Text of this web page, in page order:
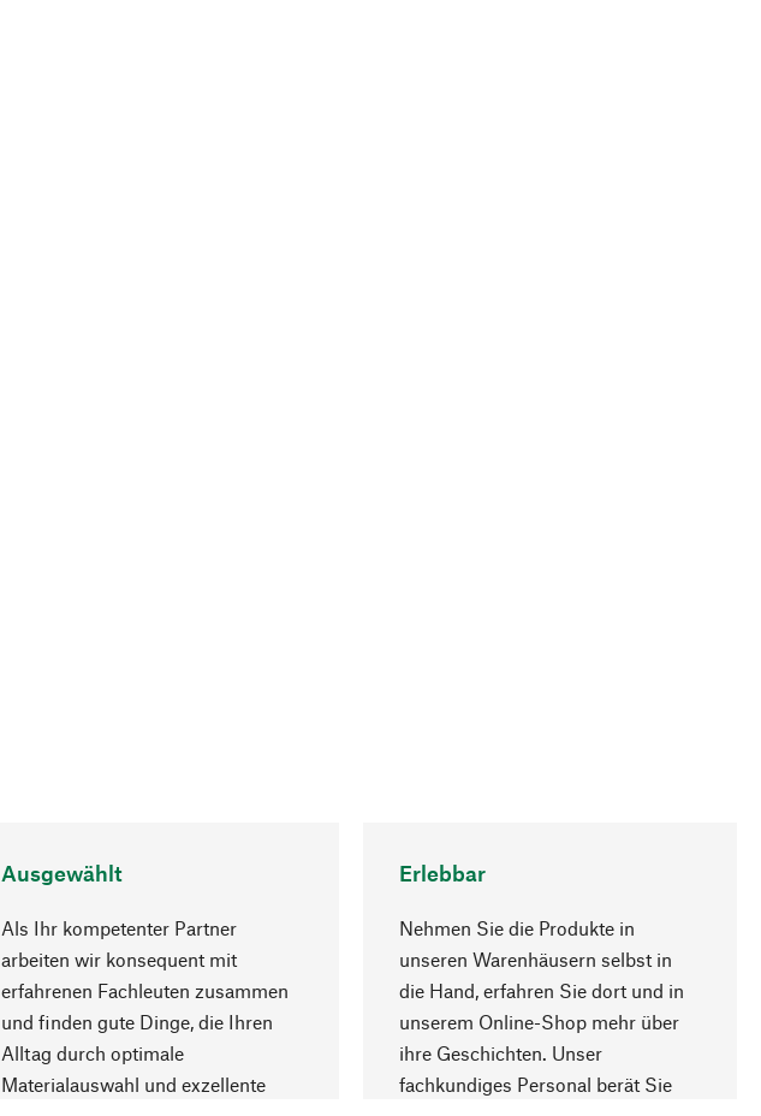
Ausgewählt
Als Ihr kompetenter Partner
arbeiten wir konsequent mit
erfahrenen Fachleuten zusammen
und finden gute Dinge, die Ihren
Alltag durch optimale
Materialauswahl und exzellente
Erlebbar
Nehmen Sie die Produkte in
unseren Warenhäusern selbst in
die Hand, erfahren Sie dort und in
unserem Online-Shop mehr über
ihre Geschichten. Unser
fachkundiges Personal berät Sie